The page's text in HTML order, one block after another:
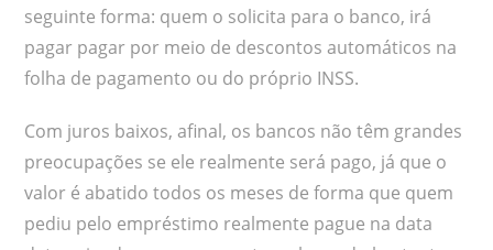
seguinte forma: quem o solicita para o banco, irá
pagar pagar por meio de descontos automáticos na
folha de pagamento ou do próprio INSS.
Com juros baixos, afinal, os bancos não têm grandes
preocupações se ele realmente será pago, já que o
valor é abatido todos os meses de forma que quem
pediu pelo empréstimo realmente pague na data